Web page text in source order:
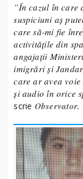
”În cazul în care
suspiciuni aş
care să-mi fie
activităţile din
angajaţii
imigrări şi
care ar avea voie
şi audio în orice
scrie Observator.